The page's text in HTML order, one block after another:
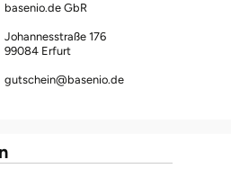
basenio.de GbR
Johannesstraße 176
99084 Erfurt
gutschein@basenio.de